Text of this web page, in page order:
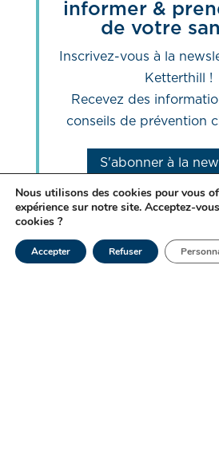
informer &
de votre
Inscrivez-vous à la
Ketterthill !
Recevez des
conseils de prévention
S'abonner à la
Nous utilisons des cookies pour vous
expérience sur notre site. Acceptez-
cookies ?
Accepter Refuser